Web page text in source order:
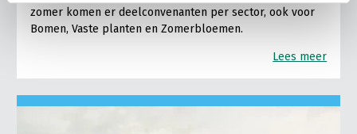
zomer komen er deelconvenanten per sector, ook voor
Bomen, Vaste planten en Zomerbloemen.
Lees meer